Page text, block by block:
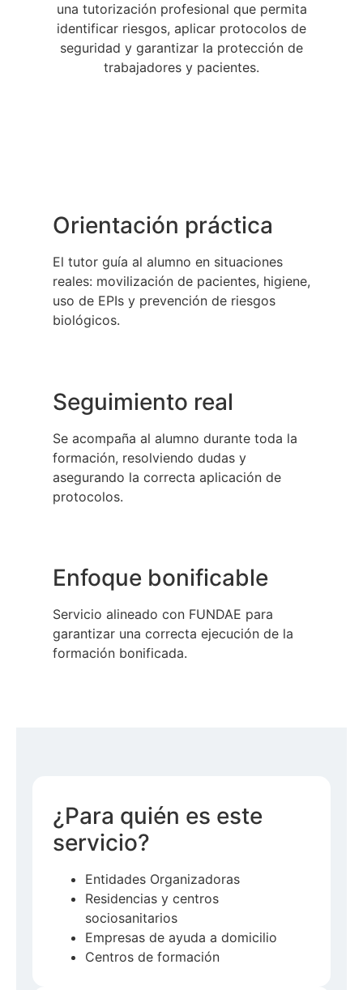
una tutorización profesional que permita
identificar riesgos, aplicar protocolos de
seguridad y garantizar la protección de
trabajadores y pacientes.
Orientación práctica
El tutor guía al alumno en situaciones
reales: movilización de pacientes, higiene,
uso de EPIs y prevención de riesgos
biológicos.
Seguimiento real
Se acompaña al alumno durante toda la
formación, resolviendo dudas y
asegurando la correcta aplicación de
protocolos.
Enfoque bonificable
Servicio alineado con FUNDAE para
garantizar una correcta ejecución de la
formación bonificada.
¿Para quién es este
servicio?
Entidades Organizadoras
Residencias y centros
sociosanitarios
Empresas de ayuda a domicilio
Centros de formación